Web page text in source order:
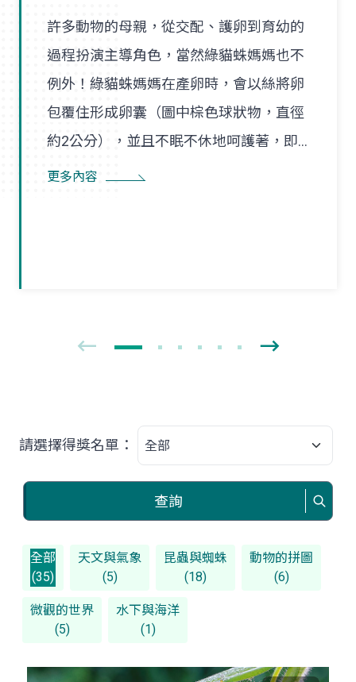
許多動物的母親，從交配、護卵到育幼的
過程扮演主導角色，當然綠貓蛛媽媽也不
例外！綠貓蛛媽媽在產卵時，會以絲將卵
包覆住形成卵囊（圖中棕色球狀物，直徑
約2公分），並且不眠不休地呵護著，即
使尋找食物也是在一定範圍內，隨時防患
更多內容
請選擇得獎名單：
查詢
全部
(35)
天文與氣象
(5)
昆蟲與蜘蛛
(18)
動物的拼圖
(6)
微觀的世界
(5)
水下與海洋
(1)